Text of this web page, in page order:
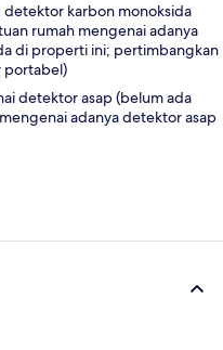
karbon monoksida
rumah mengenai adanya
di properti ini; pertimbangkan
portabel)
detektor asap (belum ada
adanya detektor asap